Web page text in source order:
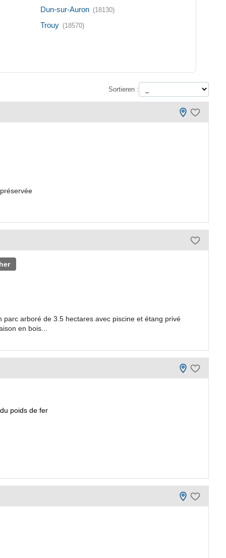
Dun-sur-Auron (18130)
Trouy (18570)
Sortieren :
arboré de 3.5 hectares avec piscine et étang privé
en bois...
poids de fer